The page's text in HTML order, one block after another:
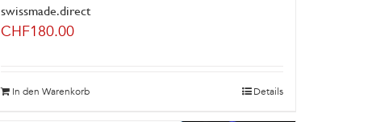
swissmade.direct
CHF180.00
In den Warenkorb Details